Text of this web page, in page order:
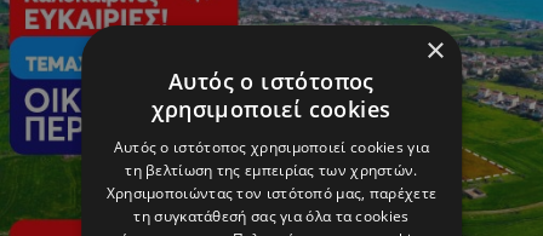
×
Αυτός ο ιστότοπος
χρησιμοποιεί cookies
Αυτός ο ιστότοπος χρησιμοποιεί cookies για
τη βελτίωση της εμπειρίας των χρηστών.
Χρησιμοποιώντας τον ιστότοπό μας, παρέχετε
τη συγκατάθεσή σας για όλα τα cookies